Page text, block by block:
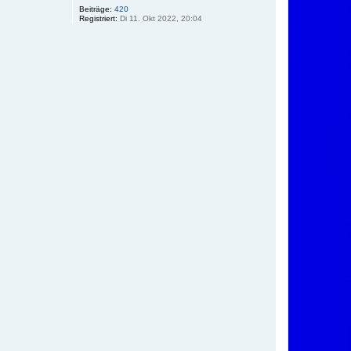
Beiträge: 420
Registriert: Di 11. Okt 2022, 20:04